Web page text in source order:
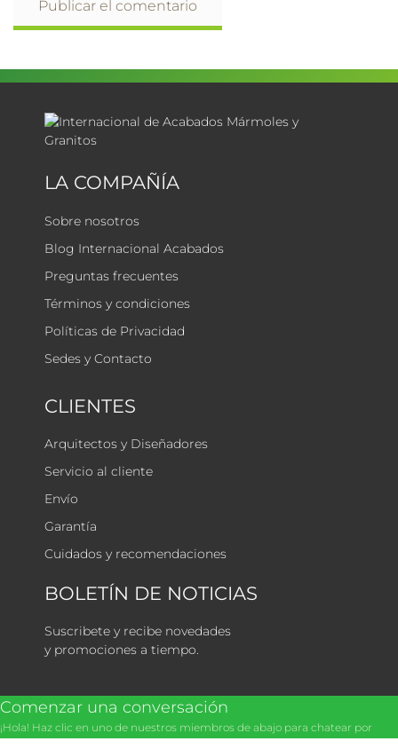
LA COMPAÑÍA
Sobre nosotros
Blog Internacional Acabados
Preguntas frecuentes
Términos y condiciones
Políticas de Privacidad
Sedes y Contacto
CLIENTES
Arquitectos y Diseñadores
Servicio al cliente
Envío
Garantía
Cuidados y recomendaciones
BOLETÍN DE NOTICIAS
Suscribete y recibe novedades
y promociones a tiempo.
Comenzar una conversación
¡Hola! Haz clic en uno de nuestros miembros de abajo para chatear por